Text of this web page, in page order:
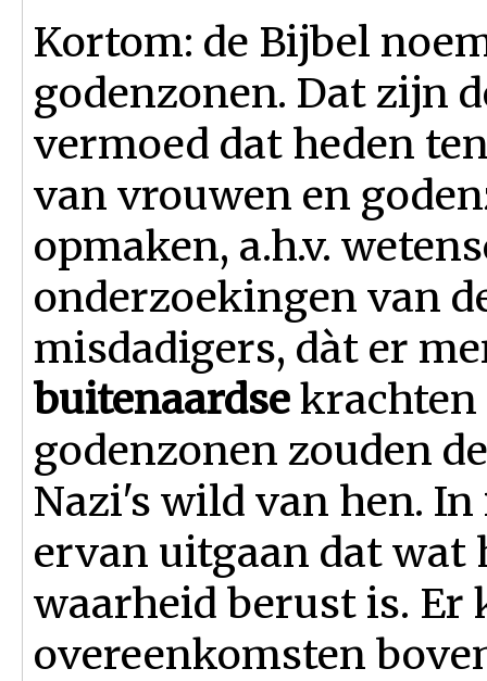
Kortom: de Bijbel
godenzonen. Dat zijn
vermoed dat heden
van vrouwen en
opmaken, a.h.v.
onderzoekingen van
misdadigers, dàt er
buitenaardsekrachten
godenzonen zouden
Nazi's wild van hen.
ervan uitgaan dat wat
waarheid berust is. Er
overeenkomsten